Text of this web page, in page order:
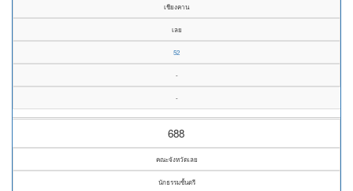
เชียงคาน
เลย
52
-
-
688
คณะจังหวัดเลย
นักธรรมชั้นตรี